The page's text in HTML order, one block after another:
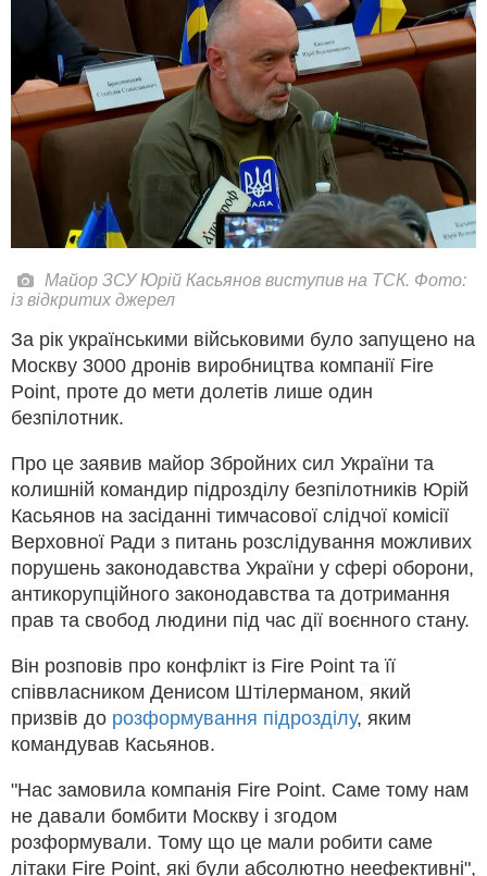
Майор ЗСУ Юрій Касьянов виступив на ТСК. Фото:
із відкритих джерел
За рік українськими військовими було запущено на
Москву 3000 дронів виробництва компанії Fire
Point, проте до мети долетів лише один
безпілотник.
Про це заявив майор Збройних сил України та
колишній командир підрозділу безпілотників Юрій
Касьянов на засіданні тимчасової слідчої комісії
Верховної Ради з питань розслідування можливих
порушень законодавства України у сфері оборони,
антикорупційного законодавства та дотримання
прав та свобод людини під час дії воєнного стану.
Він розповів про конфлікт із Fire Point та її
співвласником Денисом Штілерманом, який
призвів до розформування підрозділу, яким
командував Касьянов.
"Нас замовила компанія Fire Point. Саме тому нам
не давали бомбити Москву і згодом
розформували. Тому що це мали робити саме
літаки Fire Point, які були абсолютно неефективні",